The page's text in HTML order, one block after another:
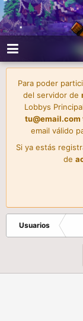
Para poder
del servidor de
Lobbys
tu@email.com
email válido
Si ya estás
de
Usuarios